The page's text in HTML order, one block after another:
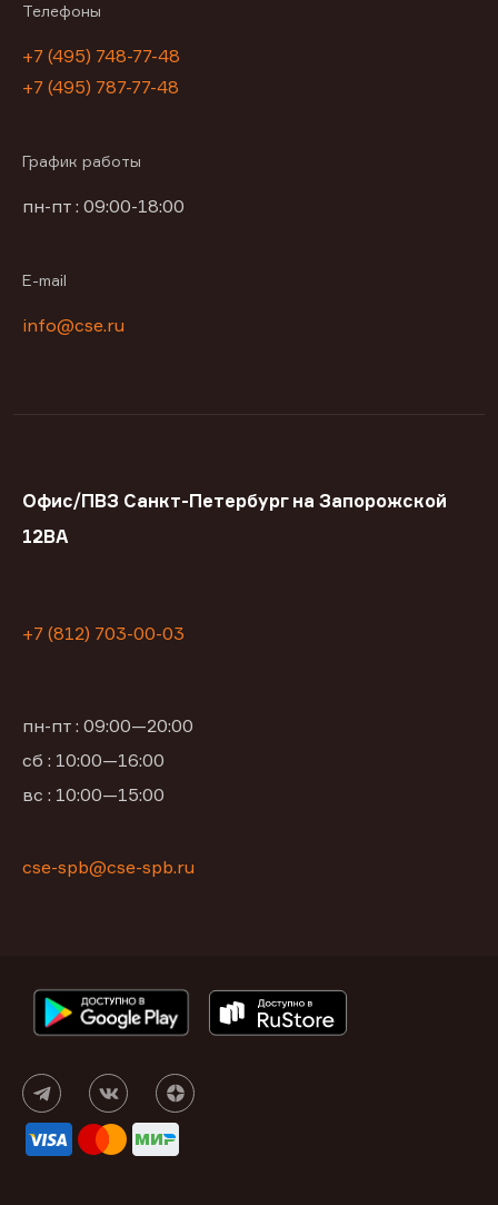
Телефоны
+7 (495) 748-77-48
+7 (495) 787-77-48
График работы
пн-пт : 09:00-18:00
E-mail
info@cse.ru
Офис/ПВЗ Санкт-Петербург на Запорожской
12ВА
+7 (812) 703-00-03
пн-пт : 09:00—20:00
сб : 10:00—16:00
вс : 10:00—15:00
cse-spb@cse-spb.ru